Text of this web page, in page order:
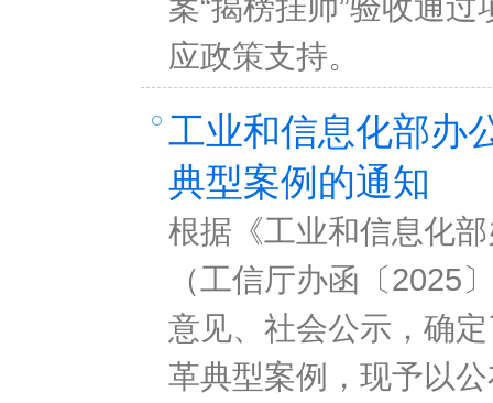
应政策支持。
工业和信息化部办
典型案例的通知
根据《工业和信息化
（工信厅办函〔2025
意见、社会公示，确
革典型案例，现予以